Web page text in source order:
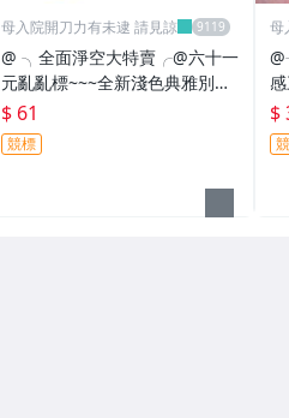
母入院開刀力有未逮 請見諒
@ ╮全面淨空大特賣╭@六十一
元亂亂標~~~全新淺色典雅別緻
內衣
$ 61
競標
$